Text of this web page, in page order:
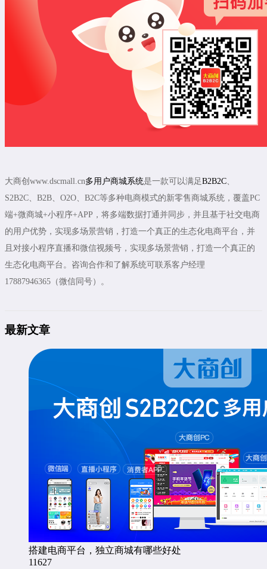
大商创www.dscmall.cn多用户商城系统是一款可以满足B2B2C
S2B2C、B2B、O2O、B2C等多种电商模式的新零售商城系统，覆盖PC
端+微商城+小程序+APP，将多端数据打通并同步，并且基于社交电商
的用户优势，实现多场景营销，打造一个真正的生态化电商平台，并
且对接小程序直播和微信视频号，实现多场景营销，打造一个真正的
生态化电商平台。咨询合作和了解系统可联系客户经理
17887946365（微信同号）。
最新文章
搭建电商平台，独立商城有哪些好处
11627